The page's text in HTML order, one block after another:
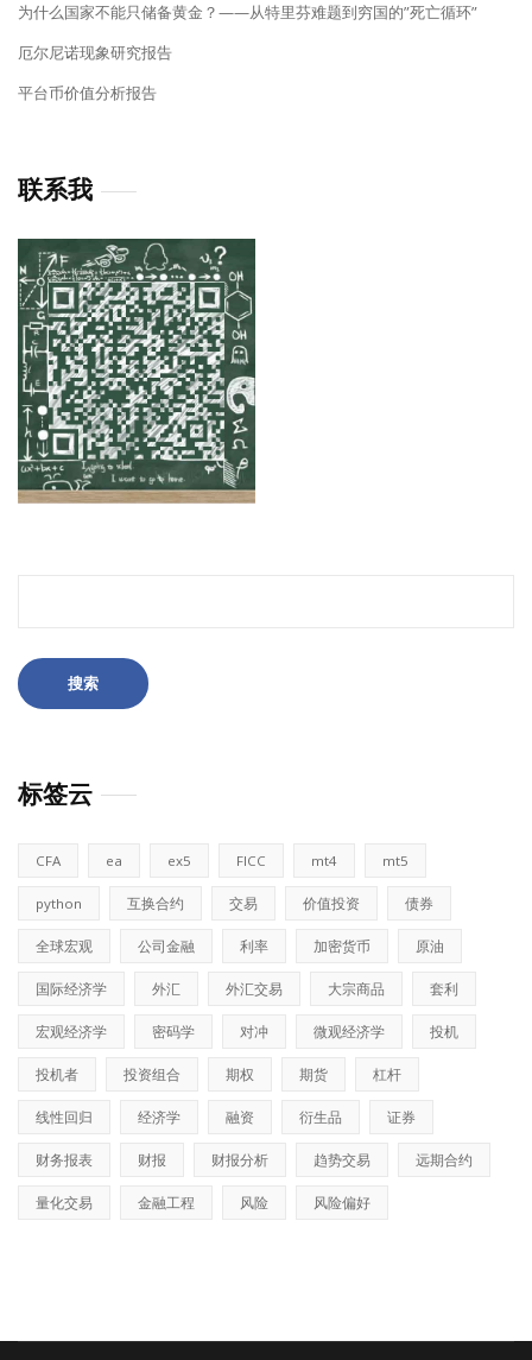
为什么国家不能只储备黄金？——从特里芬难题到穷国的”死亡循环”
厄尔尼诺现象研究报告
平台币价值分析报告
联系我
标签云
CFA ea ex5 FICC mt4 mt5
python 互换合约 交易 价值投资 债券
全球宏观 公司金融 利率 加密货币 原油
国际经济学 外汇 外汇交易 大宗商品 套利
宏观经济学 密码学 对冲 微观经济学 投机
投机者 投资组合 期权 期货 杠杆
线性回归 经济学 融资 衍生品 证券
财务报表 财报 财报分析 趋势交易 远期合约
量化交易 金融工程 风险 风险偏好